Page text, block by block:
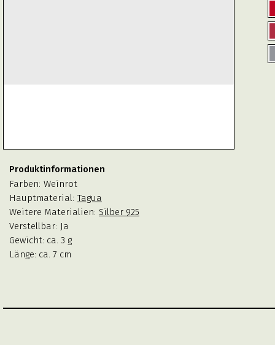
Produktinformationen
Farben: Weinrot
Hauptmaterial: Tagua
Weitere Materialien: Silber 925
Verstellbar: Ja
Gewicht: ca. 3 g
Länge: ca. 7 cm